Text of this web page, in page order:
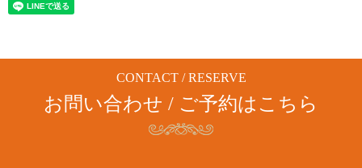
CONTACT / RESERVE
お問い合わせ / ご予約はこちら